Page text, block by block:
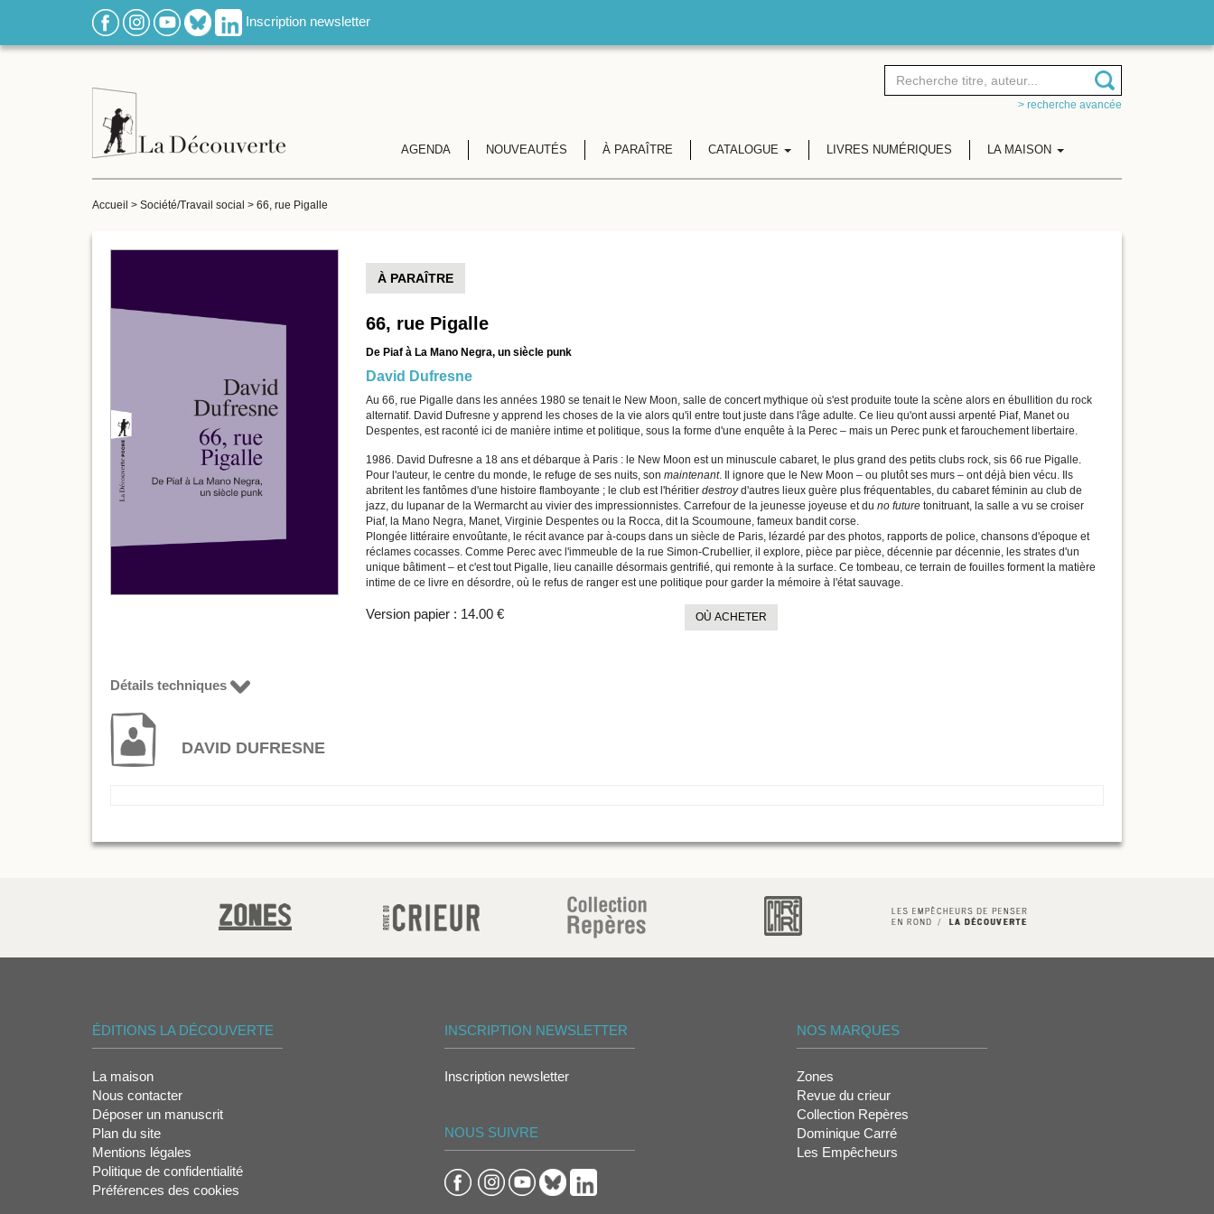
Inscription newsletter
> recherche avancée
AGENDA NOUVEAUTÉS À PARAÎTRE CATALOGUE LIVRES NUMÉRIQUES LA MAISON
Accueil > Société/Travail social > 66, rue Pigalle
À PARAÎTRE
66, rue Pigalle
De Piaf à La Mano Negra, un siècle punk
David Dufresne
Au 66, rue Pigalle dans les années 1980 se tenait le New Moon, salle de concert mythique où s'est produite toute la scène alors en ébullition du rock
alternatif. David Dufresne y apprend les choses de la vie alors qu'il entre tout juste dans l'âge adulte. Ce lieu qu'ont aussi arpenté Piaf, Manet ou
Despentes, est raconté ici de manière intime et politique, sous la forme d'une enquête à la Perec – mais un Perec punk et farouchement libertaire.
1986. David Dufresne a 18 ans et débarque à Paris : le New Moon est un minuscule cabaret, le plus grand des petits clubs rock, sis 66 rue Pigalle.
Pour l'auteur, le centre du monde, le refuge de ses nuits, son maintenant. Il ignore que le New Moon – ou plutôt ses murs – ont déjà bien vécu. Ils
abritent les fantômes d'une histoire flamboyante ; le club est l'héritier destroyd'autres lieux guère plus fréquentables, du cabaret féminin au club de
jazz, du lupanar de la Wermarcht au vivier des impressionnistes. Carrefour de la jeunesse joyeuse et du no futuretonitruant, la salle a vu se croiser
Piaf, la Mano Negra, Manet, Virginie Despentes ou la Rocca, dit la Scoumoune, fameux bandit corse.
Plongée littéraire envoûtante, le récit avance par à-coups dans un siècle de Paris, lézardé par des photos, rapports de police, chansons d'époque et
réclames cocasses. Comme Perec avec l'immeuble de la rue Simon-Crubellier, il explore, pièce par pièce, décennie par décennie, les strates d'un
unique bâtiment – et c'est tout Pigalle, lieu canaille désormais gentrifié, qui remonte à la surface. Ce tombeau, ce terrain de fouilles forment la matière
intime de ce livre en désordre, où le refus de ranger est une politique pour garder la mémoire à l'état sauvage.
Version papier : 14.00 € OÙ ACHETER
Détails techniques
DAVID DUFRESNE
ÉDITIONS LA DÉCOUVERTE
La maison
Nous contacter
Déposer un manuscrit
Plan du site
Mentions légales
Politique de confidentialité
Préférences des cookies
INSCRIPTION NEWSLETTER
Inscription newsletter
NOUS SUIVRE
NOS MARQUES
Zones
Revue du crieur
Collection Repères
Dominique Carré
Les Empêcheurs